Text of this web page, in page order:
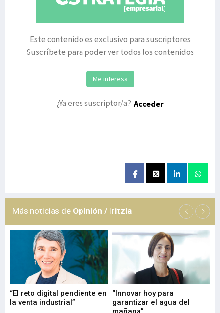
Este contenido es exclusivo para suscriptores
Suscríbete para poder ver todos los contenidos
Me interesa
¿Ya eres suscriptor/a? Acceder
Más noticias de Opinión / Iritzia
“El reto digital pendiente en
la venta industrial”
“Innovar hoy para
garantizar el agua del
mañana”